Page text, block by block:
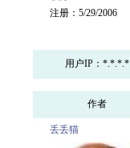
注册：5/29/2006
用户IP：*.*.*.*
作者
丢丢猫